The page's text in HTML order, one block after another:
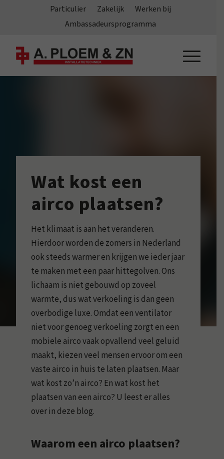
Particulier Zakelijk
Werken bij
Ambassadeursprogramma
Wat kost een
airco plaatsen?
Het klimaat is aan het veranderen.
Hierdoor worden de zomers in Nederland
ook steeds warmer en krijgen we ieder jaar
te maken met een paar hittegolven. Ons
lichaam is niet gebouwd op zoveel
warmte, dus wat verkoeling is dan geen
overbodige luxe. Omdat een ventilator
niet voor genoeg verkoeling zorgt en een
mobiele airco vaak opvallend veel geluid
maakt, kiezen veel mensen ervoor om een
vaste airco in huis te laten plaatsen. Maar
wat kost zo’n airco? En wat kost het
plaatsen van een airco? U leest er alles
over in deze blog.
Waarom een airco plaatsen?